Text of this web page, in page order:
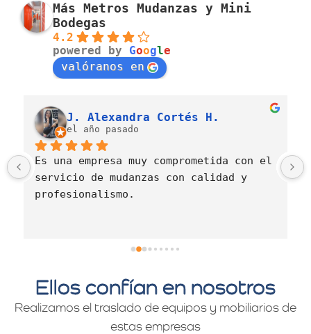
Más Metros Mudanzas y Mini
Bodegas
4.2
powered by Google
valóranos en
J. Alexandra Cortés H.
el año pasado
Es una empresa muy comprometida con el
servicio de mudanzas con calidad y
profesionalismo.
Ellos confían en nosotros
Realizamos el traslado de equipos y mobiliarios de
estas empresas